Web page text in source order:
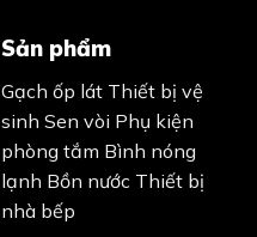
Sản phẩm
Gạch ốp lát Thiết bị vệ
sinh Sen vòi Phụ kiện
phòng tắm Bình nóng
lạnh Bồn nước Thiết bị
nhà bếp